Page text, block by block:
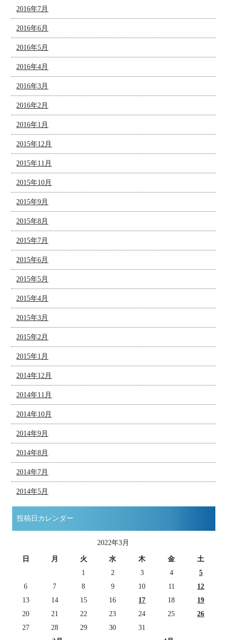
2016年7月
2016年6月
2016年5月
2016年4月
2016年3月
2016年2月
2016年1月
2015年12月
2015年11月
2015年10月
2015年9月
2015年8月
2015年7月
2015年6月
2015年5月
2015年4月
2015年3月
2015年2月
2015年1月
2014年12月
2014年11月
2014年10月
2014年9月
2014年8月
2014年7月
2014年5月
投稿日カレンダー
2022年3月
日 月 火 水 木 金 土
1 2 3 4
5
6
7 8 9 10 11
12
13
14 15 16 17 18
19
20
21 22 23 24 25
26
27
28 29 30 31